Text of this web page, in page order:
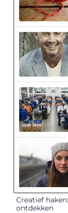
Creatief
ontdekken